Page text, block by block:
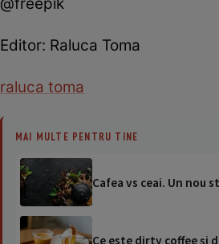
@freepik
Editor: Raluca Toma
raluca toma
MAI MULTE PENTRU TINE
Cafea vs ceai. Un nou
Ce este dirty coffee şi